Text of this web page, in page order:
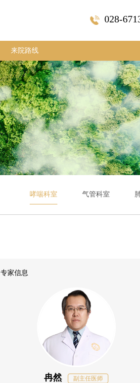
028-
来院路线
哮喘科室 气管科室
专家信息
冉然 副主任医师